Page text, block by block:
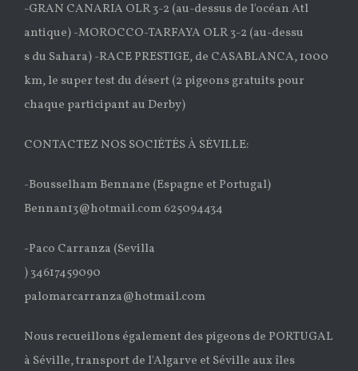
-GRAN CANARIA OLR 3-2 (au-dessus de l'océan Atl
antique) -MOROCCO-TARFAYA OLR 3-2 (au-dessu
s du Sahara) -RACE PRESTIGE, de CASABLANCA, 1000
km, le super test du désert (2 pigeons gratuits pour
chaque participant au Derby)
CONTACTEZ NOS SOCIÉTÉS À SÉVILLE:
-Bousselham Bennane (Espagne et Portugal)
Bennan13@hotmail.com 625094434
-Paco Carranza (Sevilla
) 34617459090
palomarcarranza@hotmail.com
Nous recueillons également des pigeons de PORTUGAL
à Séville, transport de l'Algarve et Séville aux îles